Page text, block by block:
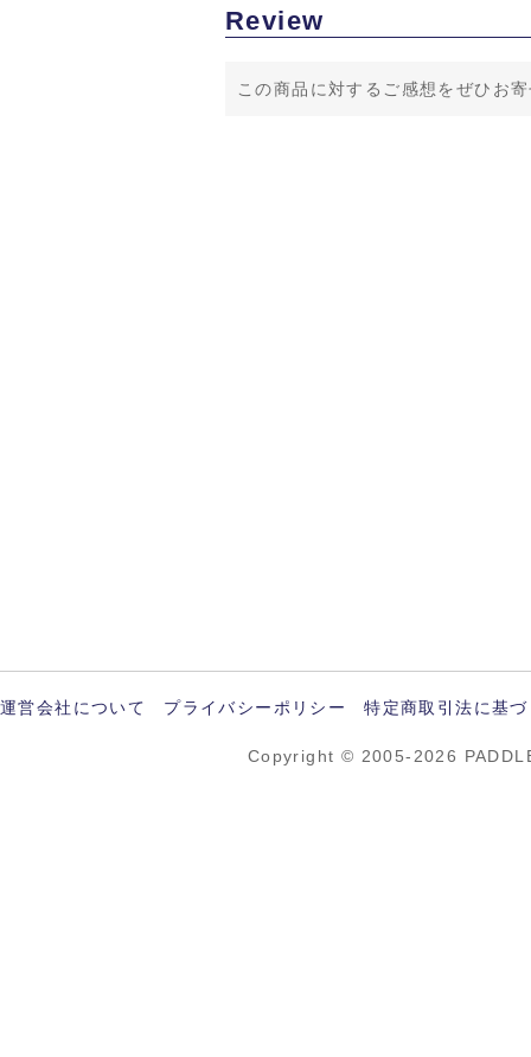
Review
この商品に対するご感想をぜひお
運営会社について プライバシーポリシー 特定商取引法に基
Copyright © 2005-2026